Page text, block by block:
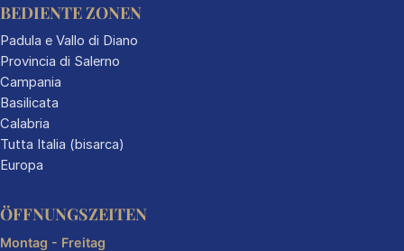
BEDIENTE ZONEN
Padula e Vallo di Diano
Provincia di Salerno
Campania
Basilicata
Calabria
Tutta Italia (bisarca)
Europa
ÖFFNUNGSZEITEN
Montag - Freitag